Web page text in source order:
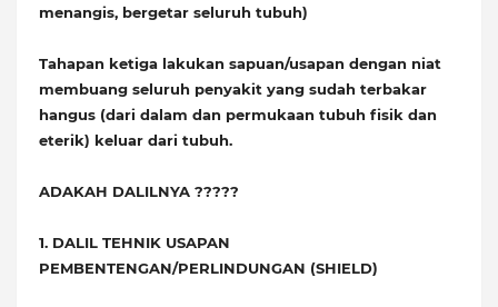
menangis, bergetar seluruh tubuh)
Tahapan ketiga lakukan sapuan/usapan dengan niat
membuang seluruh penyakit yang sudah terbakar
hangus (dari dalam dan permukaan tubuh fisik dan
eterik) keluar dari tubuh.
ADAKAH DALILNYA ?????
1. DALIL TEHNIK USAPAN
PEMBENTENGAN/PERLINDUNGAN (SHIELD)